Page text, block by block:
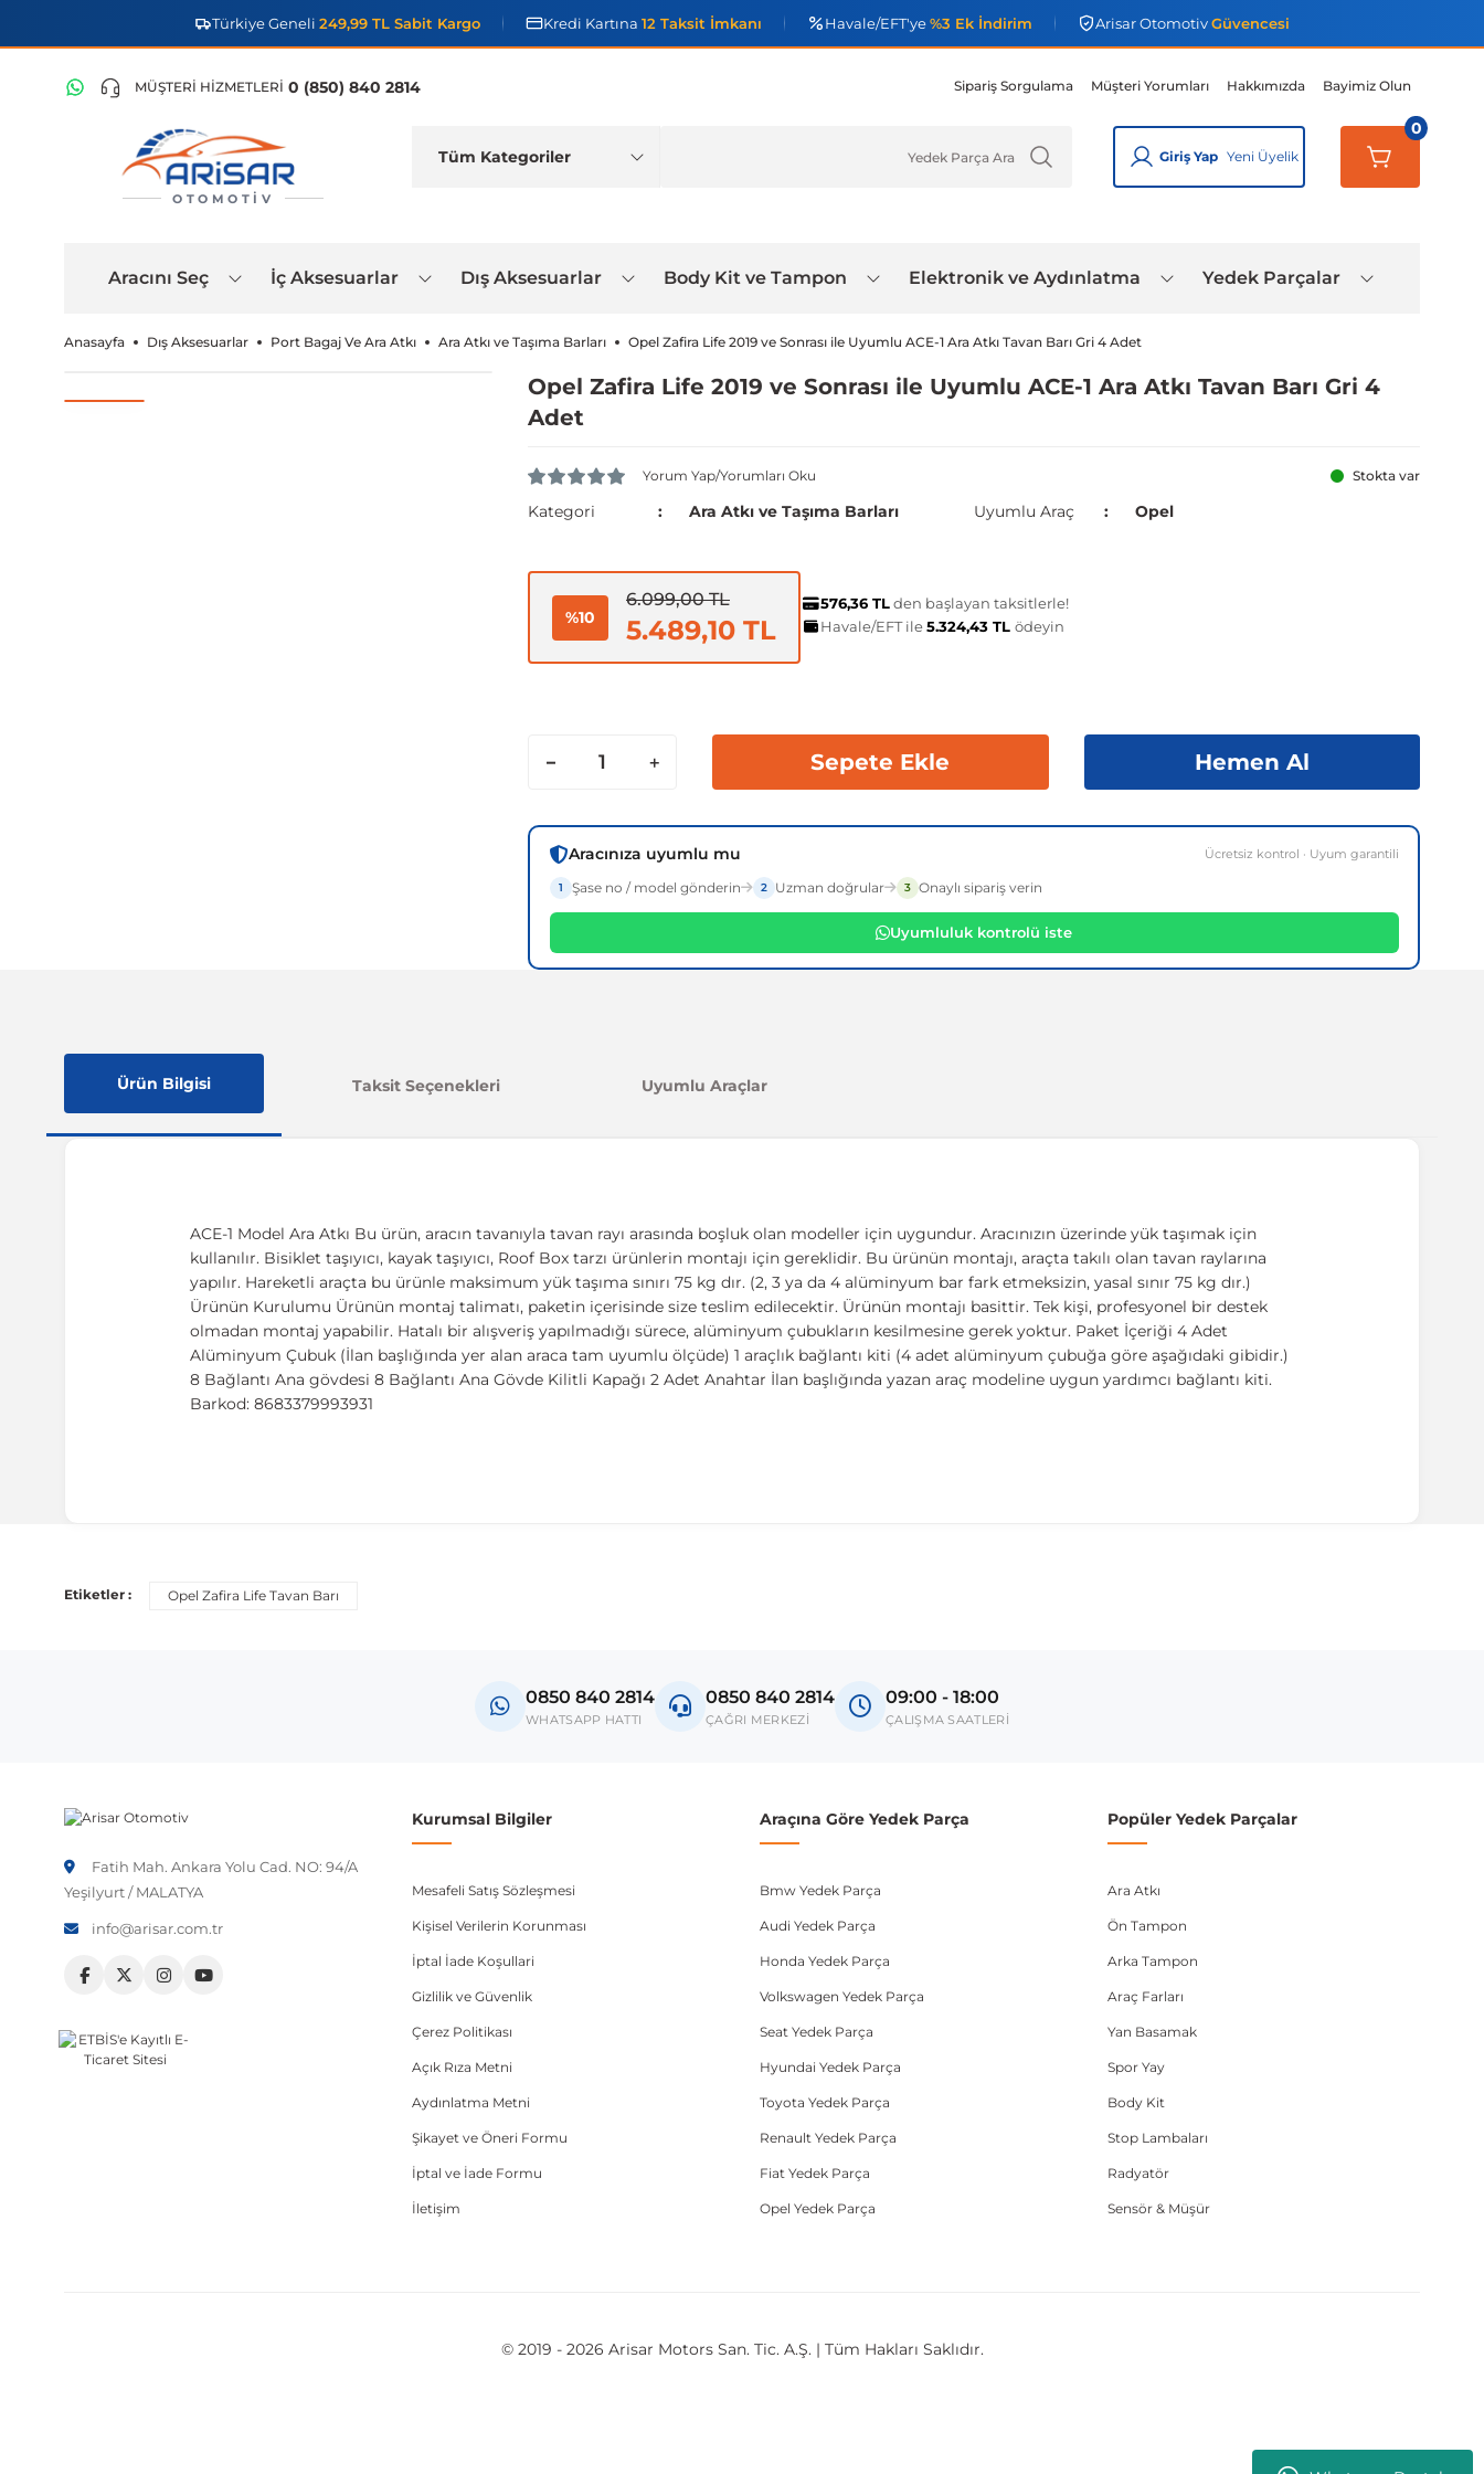
Türkiye Geneli 249,99 TL Sabit Kargo Kredi Kartına 12 Taksit İmkanı Havale/EFT'ye%3 Ek İndirim Arisar OtomotivGüvencesi
MÜŞTERİ HİZMETLERİ 0 (850) 840 2814 Sipariş Sorgulama Müşteri Yorumları Hakkımızda Bayimiz Olun
OTOMOTIV
Giriş Yap Yeni Üyelik
0
Aracını Seç İç Aksesuarlar Dış Aksesuarlar Body Kit ve Tampon Elektronik ve Aydınlatma Yedek Parçalar
Anasayfa Dış Aksesuarlar Port Bagaj Ve Ara Atkı Ara Atkı ve Taşıma Barları Opel Zafira Life 2019 ve Sonrası ile Uyumlu ACE-1 Ara Atkı Tavan Barı Gri 4 Adet
Opel Zafira Life 2019 ve Sonrası ile Uyumlu ACE-1 Ara Atkı Tavan Barı Gri 4
Adet
Yorum Yap/Yorumları Oku Stokta var
Kategori Ara Atkı ve Taşıma Barları Uyumlu Araç Opel
%10
6.099,00 TL
5.489,10 TL
576,36 TLden başlayan taksitlerle!
Havale/EFT ile5.324,43 TL ödeyin
Sepete Ekle Hemen Al
Aracınıza uyumlu mu Ücretsiz kontrol · Uyum garantili
1 Şase no / model gönderin 2 Uzman doğrular 3 Onaylı sipariş verin
Uyumluluk kontrolü iste
Ürün Bilgisi Taksit Seçenekleri Uyumlu Araçlar
ACE-1 Model Ara Atkı Bu ürün, aracın tavanıyla tavan rayı arasında boşluk olan modeller için uygundur. Aracınızın üzerinde yük taşımak için
kullanılır. Bisiklet taşıyıcı, kayak taşıyıcı, Roof Box tarzı ürünlerin montajı için gereklidir. Bu ürünün montajı, araçta takılı olan tavan raylarına
yapılır. Hareketli araçta bu ürünle maksimum yük taşıma sınırı 75 kg dır. (2, 3 ya da 4 alüminyum bar fark etmeksizin, yasal sınır 75 kg dır.)
Ürünün Kurulumu Ürünün montaj talimatı, paketin içerisinde size teslim edilecektir. Ürünün montajı basittir. Tek kişi, profesyonel bir destek
olmadan montaj yapabilir. Hatalı bir alışveriş yapılmadığı sürece, alüminyum çubukların kesilmesine gerek yoktur. Paket İçeriği 4 Adet
Alüminyum Çubuk (İlan başlığında yer alan araca tam uyumlu ölçüde) 1 araçlık bağlantı kiti (4 adet alüminyum çubuğa göre aşağıdaki gibidir.)
8 Bağlantı Ana gövdesi 8 Bağlantı Ana Gövde Kilitli Kapağı 2 Adet Anahtar İlan başlığında yazan araç modeline uygun yardımcı bağlantı kiti.
Barkod: 8683379993931
Araç üreticileri aynı model yılı içerisinde farklı donanım ve kasa tipleri kullanabilmektedir. Sipariş vermeden önce OEM numarası veya şasi numarası ile uyumluluğu kontrol
Etiketler : Opel Zafira Life Tavan Barı
0850 840 2814
WHATSAPP HATTI
0850 840 2814
ÇAĞRI MERKEZİ
09:00 - 18:00
ÇALIŞMA SAATLERİ
Fatih Mah. Ankara Yolu Cad. NO: 94/A
Yeşilyurt / MALATYA
info@arisar.com.tr
Kurumsal Bilgiler
Mesafeli Satış Sözleşmesi
Kişisel Verilerin Korunması
İptal İade Koşullari
Gizlilik ve Güvenlik
Çerez Politikası
Açık Rıza Metni
Aydınlatma Metni
Şikayet ve Öneri Formu
İptal ve İade Formu
İletişim
Araçına Göre Yedek Parça
Bmw Yedek Parça
Audi Yedek Parça
Honda Yedek Parça
Volkswagen Yedek Parça
Seat Yedek Parça
Hyundai Yedek Parça
Toyota Yedek Parça
Renault Yedek Parça
Fiat Yedek Parça
Opel Yedek Parça
Popüler Yedek Parçalar
Ara Atkı
Ön Tampon
Arka Tampon
Araç Farları
Yan Basamak
Spor Yay
Body Kit
Stop Lambaları
Radyatör
Sensör & Müşür
© 2019 - 2026 Arisar Motors San. Tic. A.Ş. | Tüm Hakları Saklıdır.